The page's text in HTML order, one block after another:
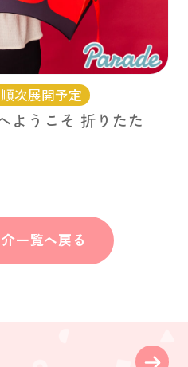
次展開予定
ようこそ 折りたた
一覧へ戻る